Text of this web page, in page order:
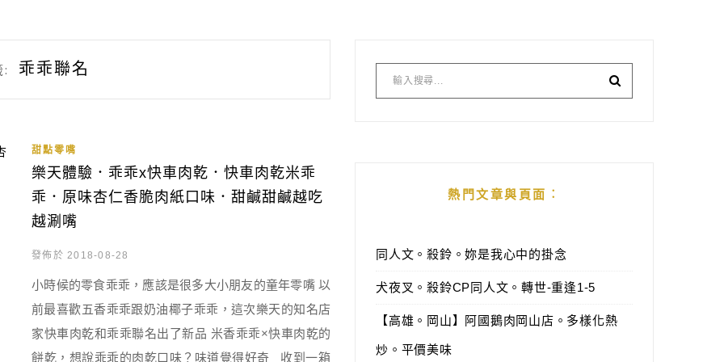
: 乖乖聯名
甜點零嘴
樂天體驗．乖乖x快車肉乾．快車肉乾米乖
乖．原味杏仁香脆肉紙口味．甜鹹甜鹹越吃
越涮嘴
發佈於 2018-08-28
小時候的零食乖乖，應該是很多大小朋友的童年零嘴 以
前最喜歡五香乖乖跟奶油椰子乖乖，這次樂天的知名店
家快車肉乾和乖乖聯名出了新品 米香乖乖×快車肉乾的
餅乾，想說乖乖的肉乾口味？味道覺得好奇 收到一箱
熱門文章與頁面︰
同人文。殺鈴。妳是我心中的掛念
犬夜叉。殺鈴CP同人文。轉世-重逢1-5
【高雄。岡山】阿國鵝肉岡山店。多樣化熱
炒。平價美味